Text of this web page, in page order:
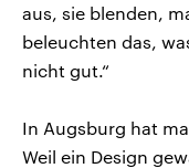
aus, sie blenden,
beleuchten das,
nicht gut.“
In Augsburg hat
Weil ein Design